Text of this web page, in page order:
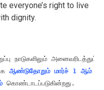
everyone’s right to live
dignity.
நாடுகளிலும்
ஆண்டுதோறும் மார்ச் 1 ஆம்
கொண்டாடப்படுகின்றது.